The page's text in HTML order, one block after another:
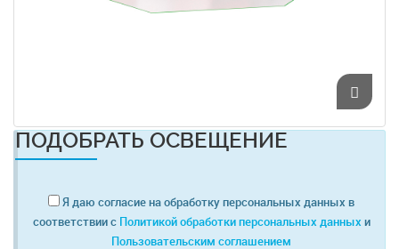
ПОДОБРАТЬ ОСВЕЩЕНИЕ
Я даю согласие на обработку персональных данных в
соответствии с Политикой обработки персональных данных и
Пользовательским соглашением